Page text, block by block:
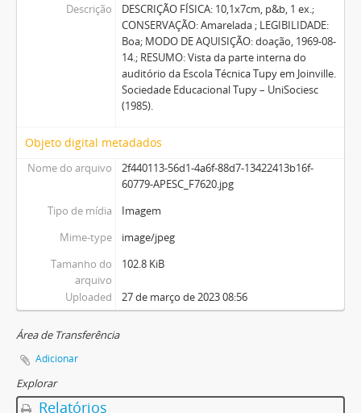
Descrição
DESCRIÇÃO FÍSICA: 10,1x7cm, p&b, 1 ex.;
CONSERVAÇÃO: Amarelada ; LEGIBILIDADE:
Boa; MODO DE AQUISIÇÃO: doação, 1969-08-
14.; RESUMO: Vista da parte interna do
auditório da Escola Técnica Tupy em Joinville.
Sociedade Educacional Tupy – UniSociesc
(1985).
Objeto digital metadados
Nome do arquivo
2f440113-56d1-4a6f-88d7-13422413b16f-
60779-APESC_F7620.jpg
Tipo de mídia
Imagem
Mime-type
image/jpeg
Tamanho do
arquivo
102.8 KiB
Uploaded 27 de março de 2023 08:56
Área de Transferência
Adicionar
Explorar
Relatórios